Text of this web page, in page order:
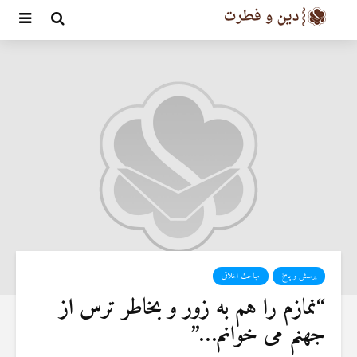
پرسش و پاسخ مباحث اخلاقی
“نمازم را هم به زور و بخاطر ترس از
جهنم می خوانم…”